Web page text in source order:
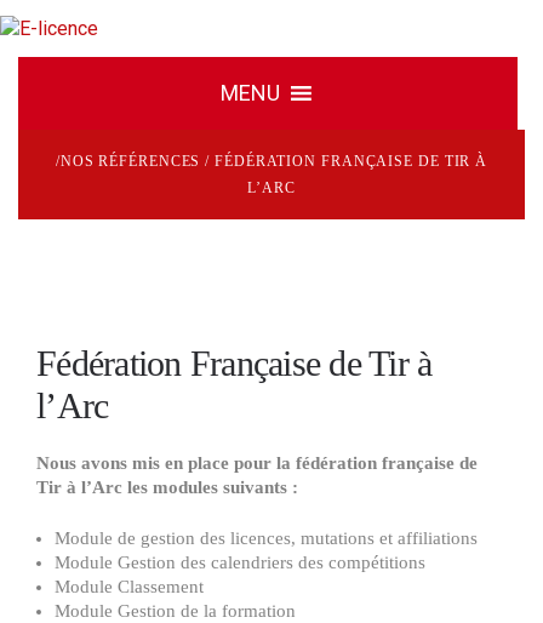
/NOS RÉFÉRENCES /FÉDÉRATION FRANÇAISE DE TIR À
L’ARC
Fédération Française de Tir à
l’Arc
Nous avons mis en place pour la fédération française de
Tir à l’Arc les modules suivants :
Module de gestion des licences, mutations et affiliations
Module Gestion des calendriers des compétitions
Module Classement
Module Gestion de la formation